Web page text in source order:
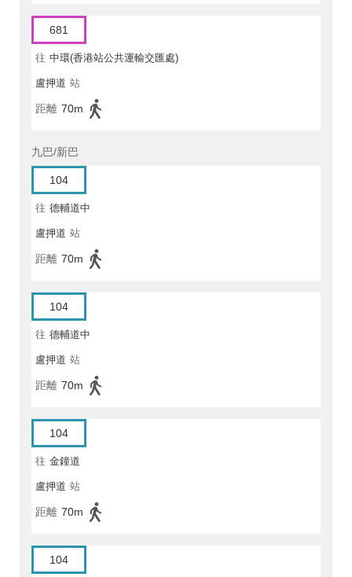
681
往 中環(香港站公共運輸交匯處)
盧押道 站
距離 70m
九巴/新巴
104
往 德輔道中
盧押道 站
距離 70m
104
往 德輔道中
盧押道 站
距離 70m
104
往 金鐘道
盧押道 站
距離 70m
104